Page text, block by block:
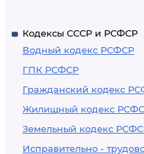
Кодексы СССР и РСФСР
Водный кодекс РСФСР
ГПК РСФСР
Гражданский кодекс
Жилищный кодекс
Земельный кодекс
Исправительно -